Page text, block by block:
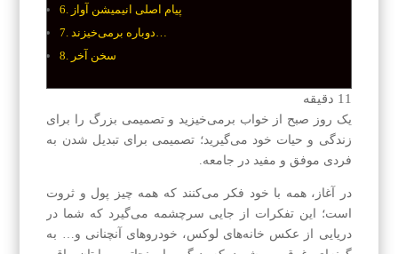
پیام اصلی انیمیشن آواز
دوباره برمی‌خیزند…
سخن آخر
11 دقیقه
یک روز صبح از خواب برمی‌خیزید و تصمیمی بزرگ را برای
زندگی و حیات خود می‌گیرید؛ تصمیمی برای تبدیل شدن به
فردی موفق و مفید در جامعه.
در آغاز، همه با خود فکر می‌کنند که همه چیز پول و ثروت
است؛ این تفکرات از جایی سرچشمه می‌گیرد که شما در
دریایی از عکس‌ خانه‌های لوکس، خودروهای آنچنانی و… به